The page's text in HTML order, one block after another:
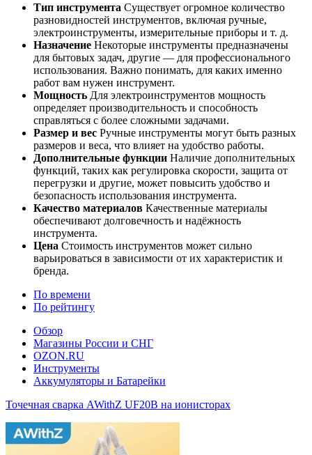
Тип инструмента Существует огромное количество
разновидностей инструментов, включая ручные,
электроинструменты, измерительные приборы и т. д.
Назначение Некоторые инструменты предназначены
для бытовых задач, другие — для профессионального
использования. Важно понимать, для каких именно
работ вам нужен инструмент.
Мощность Для электроинструментов мощность
определяет производительность и способность
справляться с более сложными задачами.
Размер и вес Ручные инструменты могут быть разных
размеров и веса, что влияет на удобство работы.
Дополнительные функции Наличие дополнительных
функций, таких как регулировка скорости, защита от
перегрузки и другие, может повысить удобство и
безопасность использования инструмента.
Качество материалов Качественные материалы
обеспечивают долговечность и надёжность
инструмента.
Цена Стоимость инструментов может сильно
варьироваться в зависимости от их характеристик и
бренда.
По времени
По рейтингу
Обзор
Магазины России и СНГ
OZON.RU
Инструменты
Аккумуляторы и Батарейки
Точечная сварка AWithZ UF20B на ионисторах